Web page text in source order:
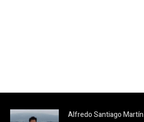
Alfredo Santiago Martín